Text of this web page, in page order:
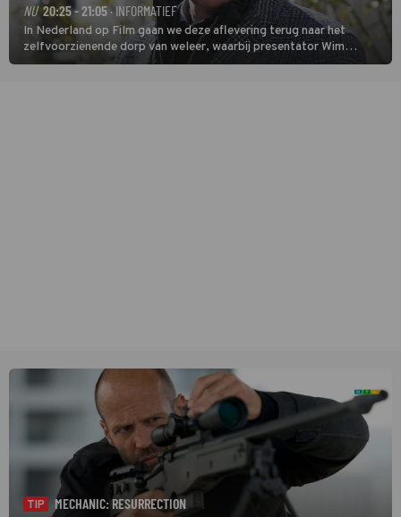
NU 20:25 - 21:05· INFORMATIEF
In Nederland op Film gaan we deze aflevering terug naar het
zelfvoorzienende dorp van weleer, waarbij presentator Wim
Daniëls de kijkers meeneemt op reis door de tijd aan de hand van
TIP
MECHANIC: RESURRECTION